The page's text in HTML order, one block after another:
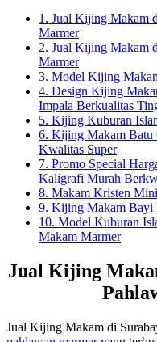
1. Jual Kijing Makam
Marmer
2. Jual Kijing Makam
Marmer
3. Model Kijing
4. Design Kijing
Impala Berkualitas
5. Kijing Kuburan
6. Kijing Makam Batu
Kwalitas Super
7. Promo Special
Kaligrafi Murah
8. Makam Kristen
9. Kijing Makam Bayi
10. Model Kuburan
Makam Marmer
Jual Kijing
Jual Kijing Makam di